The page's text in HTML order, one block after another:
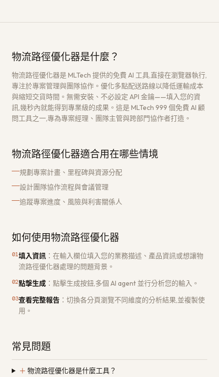
物流路徑優化器是什麼？
物流路徑優化器是 MLTech 提供的免費 AI 工具,直接在瀏覽器執行,
專注於專案管理與團隊協作。優化多點配送路線以降低運輸成本
與縮短交貨時間。無需安裝、不必設定 API 金鑰——填入您的資
訊,幾秒內就能得到專業級的成果。這是 MLTech 999 個免費 AI 顧
問工具之一,專為專案經理、團隊主管與跨部門協作者打造。
物流路徑優化器適合用在哪些情境
規劃專案計畫、里程碑與資源分配
設計團隊協作流程與會議管理
追蹤專案進度、風險與利害關係人
如何使用物流路徑優化器
01填入資訊 ： 在輸入欄位填入您的業務描述、產品資訊或想讓物
流路徑優化器處理的問題背景。
02點擊生成 ： 點擊生成按鈕,多個 AI agent 並行分析您的輸入。
03查看完整報告 ： 切換各分頁瀏覽不同維度的分析結果,並複製使
用。
常見問題
＋ 物流路徑優化器是什麼工具？